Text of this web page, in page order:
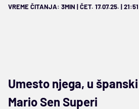
VREME ČITANJA: 3MIN | ČET. 17.07.25. | 21:51
Umesto njega, u
Mario Sen Superi